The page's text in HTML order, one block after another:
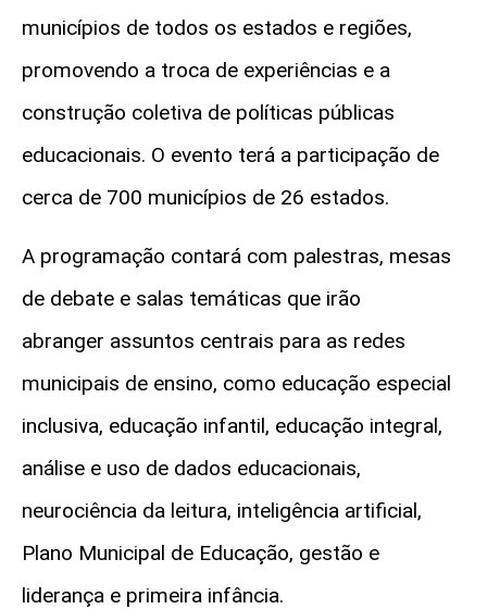
municípios de todos os estados e regiões,
promovendo a troca de experiências e a
construção coletiva de políticas públicas
educacionais. O evento terá a participação de
cerca de 700 municípios de 26 estados.
A programação contará com palestras, mesas
de debate e salas temáticas que irão
abranger assuntos centrais para as redes
municipais de ensino, como educação especial
inclusiva, educação infantil, educação integral,
análise e uso de dados educacionais,
neurociência da leitura, inteligência artificial,
Plano Municipal de Educação, gestão e
liderança e primeira infância.